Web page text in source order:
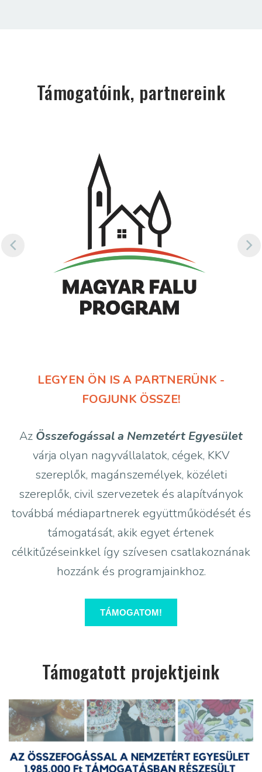
Támogatóink, partnereink
LEGYEN ÖN IS A PARTNERÜNK -
FOGJUNK ÖSSZE!
Az Összefogással a Nemzetért Egyesület
várja olyan nagyvállalatok, cégek, KKV
szereplők, magánszemélyek, közéleti
szereplők, civil szervezetek és alapítványok
továbbá médiapartnerek együttműködését és
támogatását, akik egyet értenek
célkitűzéseinkkel így szívesen csatlakoznának
hozzánk és programjainkhoz.
TÁMOGATOM!
Támogatott projektjeink